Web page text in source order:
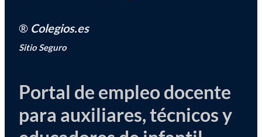
® Colegios.es
Sitio Seguro
Portal de empleo docente
para auxiliares, técnicos y